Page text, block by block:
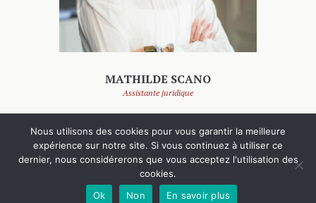
MATHILDE SCANO
Assistante juridique
Jean François BARRE (c), 2026,mentions légales
Nous utilisons des cookies pour vous garantir la meilleure
expérience sur notre site. Si vous continuez à utiliser ce
dernier, nous considérerons que vous acceptez l'utilisation des
cookies.
Ok
Non En savoir plus